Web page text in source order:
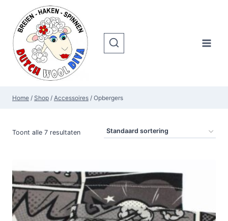
inhoud
Home / Shop / Accessoires / Opbergers
Toont alle 7 resultaten